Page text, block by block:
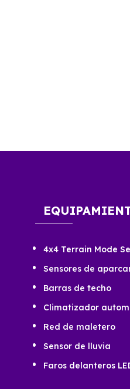
4x4 Terrain Mode
Sensores de
Barras de techo
Climatizador
Red de maletero
Sensor de lluvia
Faros delanteros